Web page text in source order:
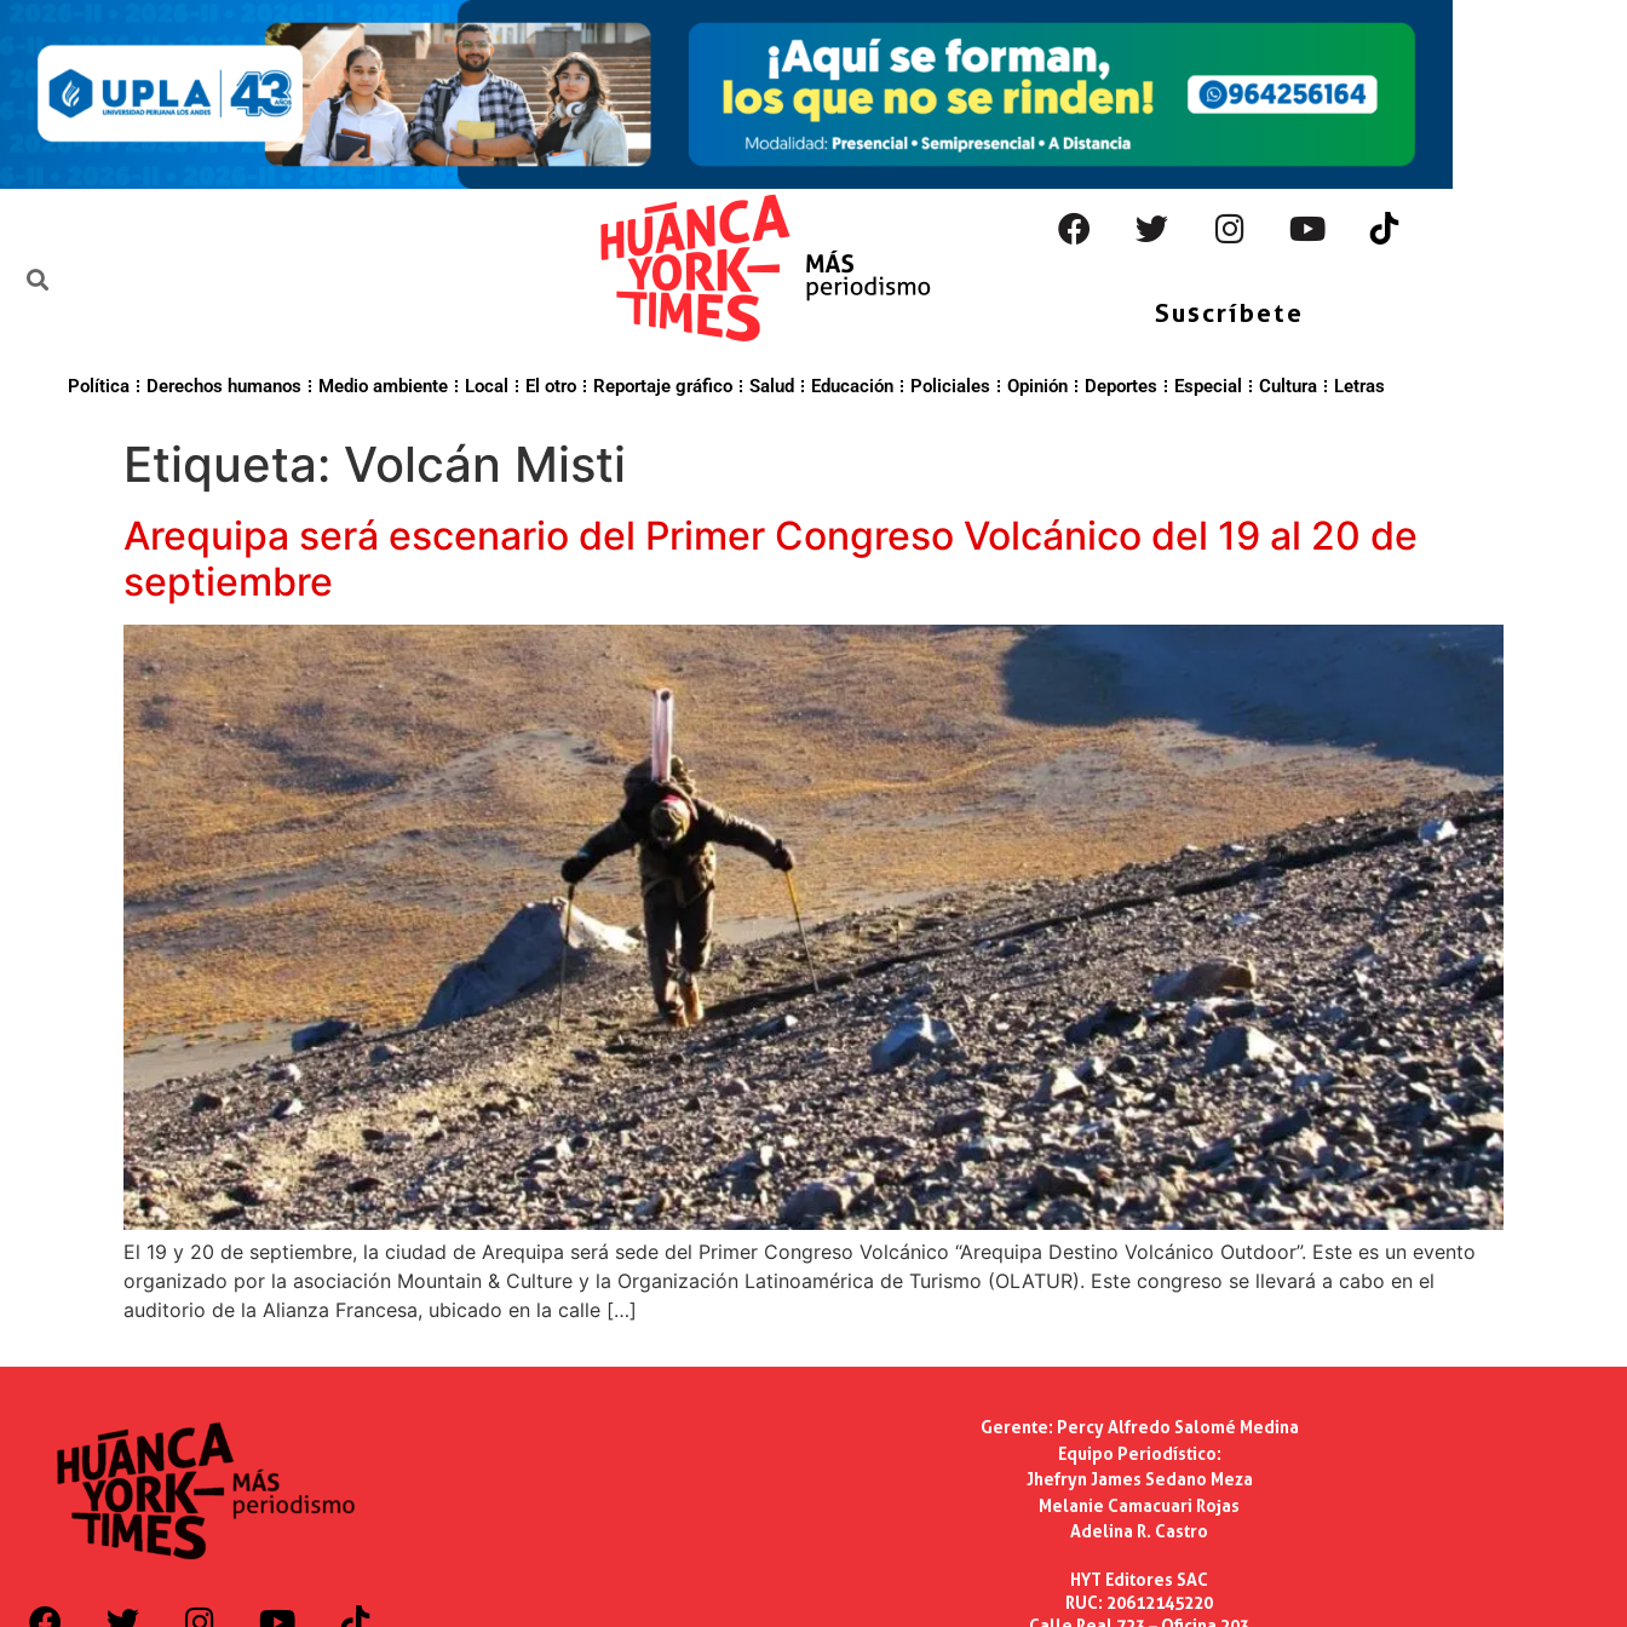
Suscríbete
Política Derechos humanos Medio ambiente Local El otro Reportaje gráfico Salud Educación Policiales Opinión Deportes Especial Cultura Letras
Etiqueta: Volcán Misti
Arequipa será escenario del Primer Congreso Volcánico del 19 al 20 de
septiembre
El 19 y 20 de septiembre, la ciudad de Arequipa será sede del Primer Congreso Volcánico “Arequipa Destino Volcánico Outdoor”. Este es un evento
organizado por la asociación Mountain & Culture y la Organización Latinoamérica de Turismo (OLATUR). Este congreso se llevará a cabo en el
auditorio de la Alianza Francesa, ubicado en la calle […]
Gerente: Percy Alfredo Salomé Medina
Equipo Periodístico:
Jhefryn James Sedano Meza
Melanie Camacuari Rojas
Adelina R. Castro
HYT Editores SAC
RUC: 20612145220